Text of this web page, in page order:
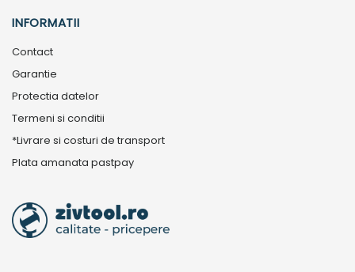
INFORMATII
Contact
Garantie
Protectia datelor
Termeni si conditii
*Livrare si costuri de transport
Plata amanata pastpay